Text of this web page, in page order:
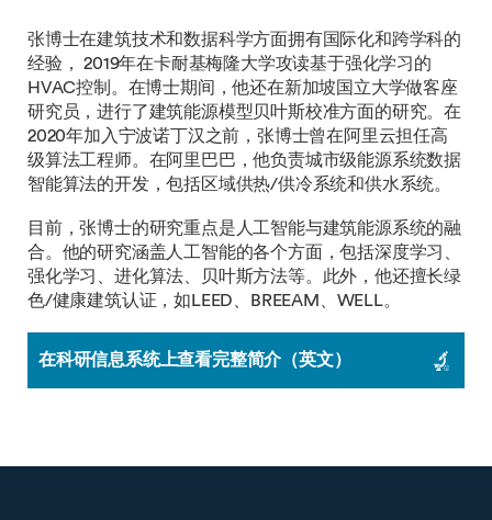
张博士在建筑技术和数据科学方面拥有国际化和跨学科的
经验， 2019年在卡耐基梅隆大学攻读基于强化学习的
HVAC控制。在博士期间，他还在新加坡国立大学做客座
研究员，进行了建筑能源模型贝叶斯校准方面的研究。在
2020年加入宁波诺丁汉之前，张博士曾在阿里云担任高
级算法工程师。在阿里巴巴，他负责城市级能源系统数据
智能算法的开发，包括区域供热/供冷系统和供水系统。
目前，张博士的研究重点是人工智能与建筑能源系统的融
合。他的研究涵盖人工智能的各个方面，包括深度学习、
强化学习、进化算法、贝叶斯方法等。此外，他还擅长绿
色/健康建筑认证，如LEED、BREEAM、WELL。
在科研信息系统上查看完整简介（英文）